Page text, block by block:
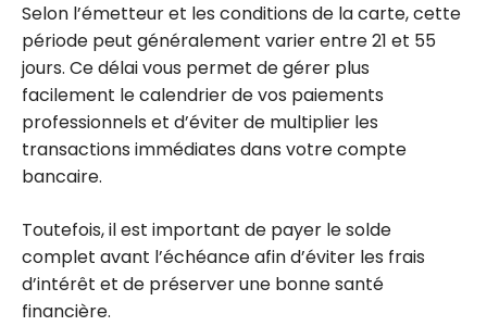
Selon l’émetteur et les conditions de la carte, cette
période peut généralement varier entre 21 et 55
jours. Ce délai vous permet de gérer plus
facilement le calendrier de vos paiements
professionnels et d’éviter de multiplier les
transactions immédiates dans votre compte
bancaire.
Toutefois, il est important de payer le solde
complet avant l’échéance afin d’éviter les frais
d’intérêt et de préserver une bonne santé
financière.